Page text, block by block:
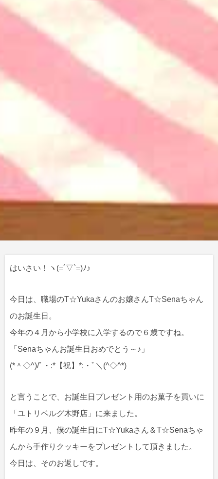
はいさい！ヽ(=´▽`=)ﾉ♪
今日は、職場のT☆Yukaさんのお嬢さんT☆Senaちゃん
のお誕生日。
今年の４月から小学校に入学するので６歳ですね。
「Senaちゃんお誕生日おめでとう～♪」
(*＾◇^)/ﾟ・:*【祝】*:・ﾟ＼(^◇^*)
と言うことで、お誕生日プレゼント用のお菓子を買いに
「ユトリベルグ木野店」に来ました。
昨年の９月、僕の誕生日にT☆Yukaさん＆T☆Senaちゃ
んから手作りクッキーをプレゼントして頂きました。
今日は、そのお返しです。